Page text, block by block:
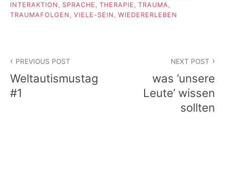
INTERAKTION
SPRACHE THERAPIE TRAUMA
TRAUMAFOLGEN
VIELE-SEIN WIEDERERLEBEN
PREVIOUS POST
Weltautismustag
#1
NEXT POST
was ‘unsere
Leute’ wissen
sollten